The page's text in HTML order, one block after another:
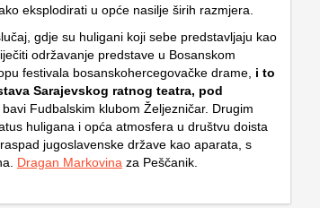
eksplodirati u opće nasilje širih razmjera.
gdje su huligani koji sebe predstavljaju kao
održavanje predstave u Bosanskom
festivala bosanskohercegovačke drame, i to
Sarajevskog ratnog teatra, pod
bavi Fudbalskim klubom Željezničar. Drugim
huligana i opća atmosfera u društvu doista
jugoslavenske države kao aparata, s
Dragan Markovina za Peščanik.